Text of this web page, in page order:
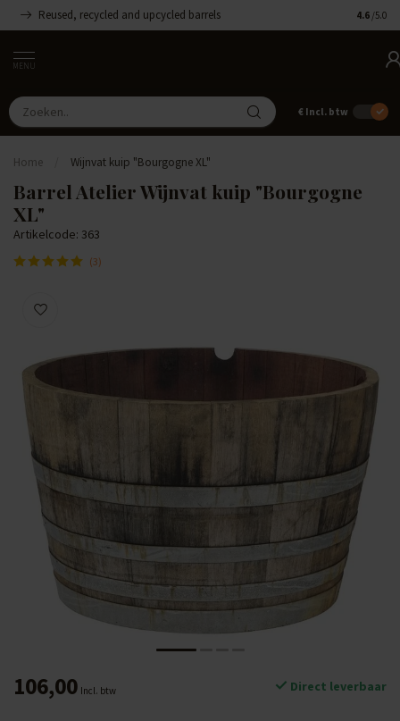
Reused, recycled and upcycled barrels 4.6 /5.0
MENU
€ Incl. btw
Home Wijnvat kuip "Bourgogne XL"
Barrel Atelier Wijnvat kuip "Bourgogne
XL"
Artikelcode: 363
(3)
106,00 Incl. btw Direct leverbaar